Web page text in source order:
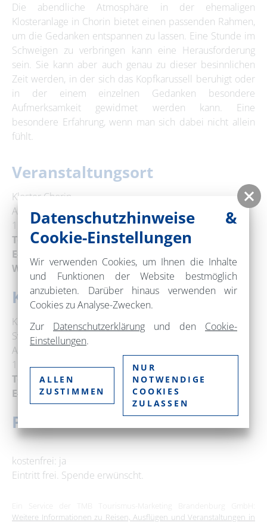
Die abendliche Atmosphäre in der ehemaligen
Klosteranlage in Chorin bietet einen passenden Rahmen,
um die Gedanken entspannen zu lassen. Eine Stunde im
Schweigen zu verbringen kann eine Herausforderung
sein. Sie kann aber auch genau zu dieser besinnlichen
Zeit werden, in der sich das Kopfkarussell beruhigt oder
in der einem einzelnen Gedanken besondere
Aufmerksamkeit gewidmet werden kann. Eine
besondere Erfahrung, wenn man sich dabei nicht allein
fühlt.
Veranstaltungsort
Kloster Chorin
Amt Chorin 11a
16230 Chorin
Telefon:+49 33366 70377
E-Mail:
Web: www.kloster-chorin.org
Kontakt
Kloster Chorin
Sven Ahlhelm
Amt Chorin 11
16230 Chorin
Telefon:+49 33366 70377
E-Mail:info@kloster-chorin.org
Preise
kostenfrei: ja
Eintritt frei. Spende erwünscht.
Weitere Informationen zu Reisen, Ausflügen und Veranstaltungen in
Datenschutzhinweise &
Cookie-Einstellungen
Wir verwenden Cookies, um Ihnen die Inhalte
und Funktionen der Website bestmöglich
anzubieten. Darüber hinaus verwenden wir
Cookies zu Analyse-Zwecken.
Zur Datenschutzerklärung und den Cookie-
Einstellungen.
ALLEN
ZUSTIMMEN
NUR
NOTWENDIGE
COOKIES
ZULASSEN